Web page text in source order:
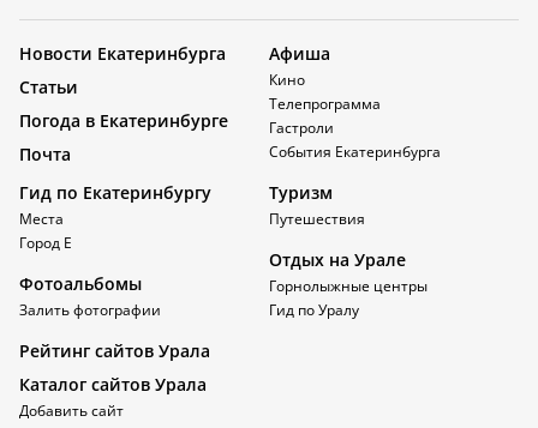
Новости Екатеринбурга
Статьи
Погода в Екатеринбурге
Почта
Афиша
Кино
Телепрограмма
Гастроли
События Екатеринбурга
Гид по Екатеринбургу
Места
Город Е
Фотоальбомы
Залить фотографии
Туризм
Путешествия
Отдых на Урале
Горнолыжные центры
Гид по Уралу
Рейтинг сайтов Урала
Каталог сайтов Урала
Добавить сайт